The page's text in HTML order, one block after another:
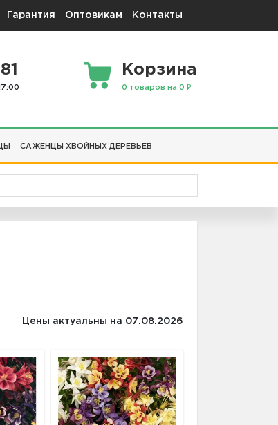
Гарантия Оптовикам Контакты
Корзина
0 товаров на 0 ₽
САЖЕНЦЫ ХВОЙНЫХ ДЕРЕВЬЕВ
Цены актуальны на 07.08.2026